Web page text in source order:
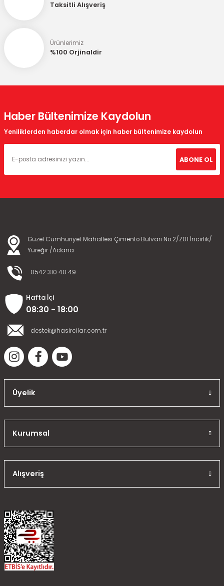
Bu ürüne benzer farklı alternatifler olmalı.
Taksitli Alışveriş
Ürünlerimiz
%100 Orjinaldir
Haber Bültenimize Kaydolun
Yeniliklerden haberdar olmak için haber bültenimize kaydolun
ABONE OL
Güzel Cumhuriyet Mahallesi Çimento Bulvarı No:2/Z01 İncirlik/
Yüreğir /Adana
0542 310 40 49
Hafta İçi
08:30 - 18:00
destek@hasircilar.com.tr
Üyelik
Kurumsal
Alışveriş